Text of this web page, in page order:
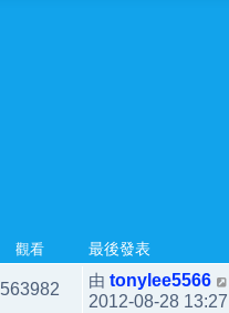
觀看 最後發表
563982 由 tonylee5566
2012-08-28 13:27